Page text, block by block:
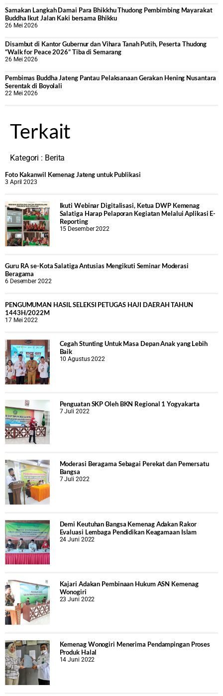
Samakan Langkah Damai Para Bhikkhu Thudong Pembimbing Mayarakat
Buddha Ikut Jalan Kaki bersama Bhikku
26 Mei 2026
Disambut di Kantor Gubernur dan Vihara Tanah Putih, Peserta Thudong
“Walk for Peace 2026” Tiba di Semarang
26 Mei 2026
‎Pembimas Buddha Jateng Pantau Pelaksanaan Gerakan Hening Nusantara
Serentak di Boyolali
22 Mei 2026
Terkait
Kategori : Berita
Foto Kakanwil Kemenag Jateng untuk Publikasi
3 April 2023
Ikuti Webinar Digitalisasi, Ketua DWP Kemenag
Salatiga Harap Pelaporan Kegiatan Melalui Aplikasi E-
Reporting
15 Desember 2022
Guru RA se-Kota Salatiga Antusias Mengikuti Seminar Moderasi
Beragama
6 Desember 2022
PENGUMUMAN HASIL SELEKSI PETUGAS HAJI DAERAH TAHUN
1443H/2022M
17 Mei 2022
Cegah Stunting Untuk Masa Depan Anak yang Lebih
Baik
10 Agustus 2022
Penguatan SKP Oleh BKN Regional 1 Yogyakarta
7 Juli 2022
Moderasi Beragama Sebagai Perekat dan Pemersatu
Bangsa
7 Juli 2022
Demi Keutuhan Bangsa Kemenag Adakan Rakor
Evaluasi Lembaga Pendidikan Keagamaan Islam
24 Juni 2022
Kajari Adakan Pembinaan Hukum ASN Kemenag
Wonogiri
23 Juni 2022
Kemenag Wonogiri Menerima Pendampingan Proses
Produk Halal
14 Juni 2022